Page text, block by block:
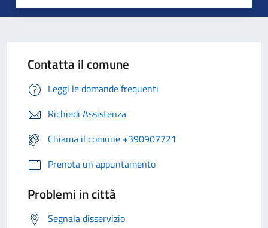
Contatta il comune
Leggi le domande frequenti
Richiedi Assistenza
Chiama il comune +390907721
Prenota un appuntamento
Problemi in città
Segnala disservizio